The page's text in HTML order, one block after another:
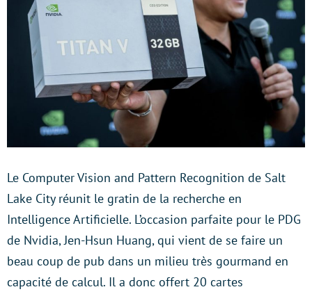
Le Computer Vision and Pattern Recognition de Salt
Lake City réunit le gratin de la recherche en
Intelligence Artificielle. L’occasion parfaite pour le PDG
de Nvidia, Jen-Hsun Huang, qui vient de se faire un
beau coup de pub dans un milieu très gourmand en
capacité de calcul. Il a donc offert 20 cartes